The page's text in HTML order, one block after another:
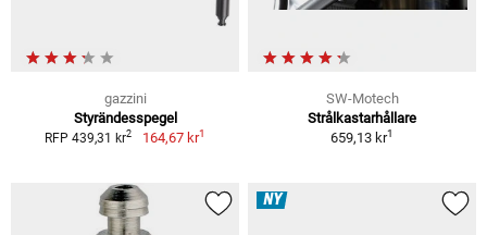
gazzini
Styrändesspegel
RFP 439,31 kr2 164,67 kr1
SW-Motech
Strålkastarhållare
659,13 kr1
NY